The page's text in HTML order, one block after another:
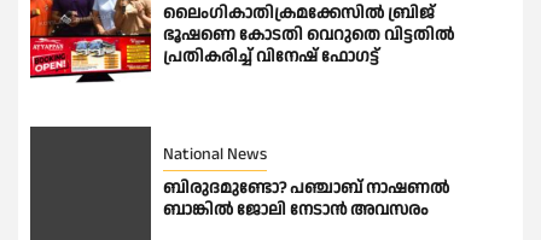
ലൈംഗികാതിക്രമക്കേസിൽ ബ്രിജ്
ഭൂഷണെ കോടതി വെറുതെ വിട്ടതിൽ
പ്രതികരിച്ച് വിനേഷ് ഫോഗട്ട്
National News
ബിരുദമുണ്ടോ? പഞ്ചാബ് നാഷണൽ
ബാങ്കിൽ ജോലി നേടാൻ അവസരം